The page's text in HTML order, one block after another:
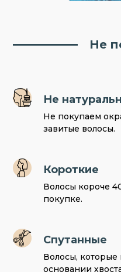
Не
Не
Не покупаем
завитые волосы.
Короткие
Волосы короче
покупке.
Спутанные
Волосы,
основании